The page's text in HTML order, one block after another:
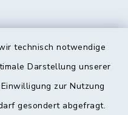
technisch notwendige
Darstellung unserer
zur Nutzung
gesondert abgefragt.